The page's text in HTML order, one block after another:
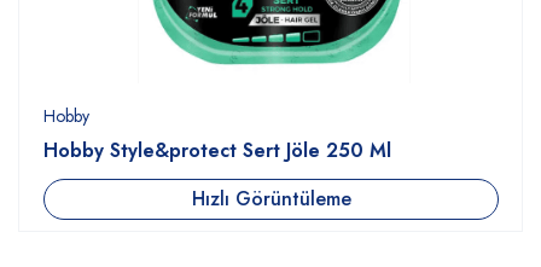
Hobby
Hobby Style&protect Sert Jöle 250 Ml
Hızlı Görüntüleme